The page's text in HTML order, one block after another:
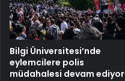
Bilgi Üniversitesi’nde
eylemcilere polis
müdahalesi devam ediyor